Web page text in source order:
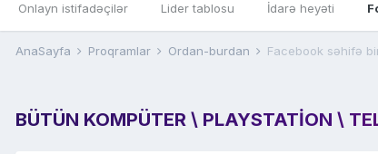
Onlayn istifadəçilər Lider tablosu İdarə heyəti
AnaSayfa Proqramlar Ordan-burdan Facebook səhifə
BÜTÜN KOMPÜTER \ PLAYSTATION \